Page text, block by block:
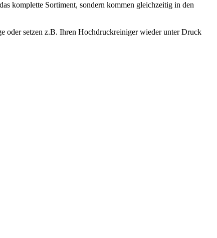
komplette Sortiment, sondern kommen gleichzeitig in den
oder setzen z.B. Ihren Hochdruckreiniger wieder unter Druck